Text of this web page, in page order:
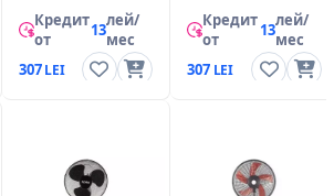
Кредит
от
13лей/
мес
307
Кредит
от
13лей/
мес
307